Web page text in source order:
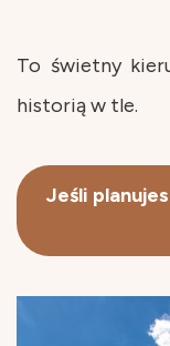
To świetny
historią w tle.
Jeśli